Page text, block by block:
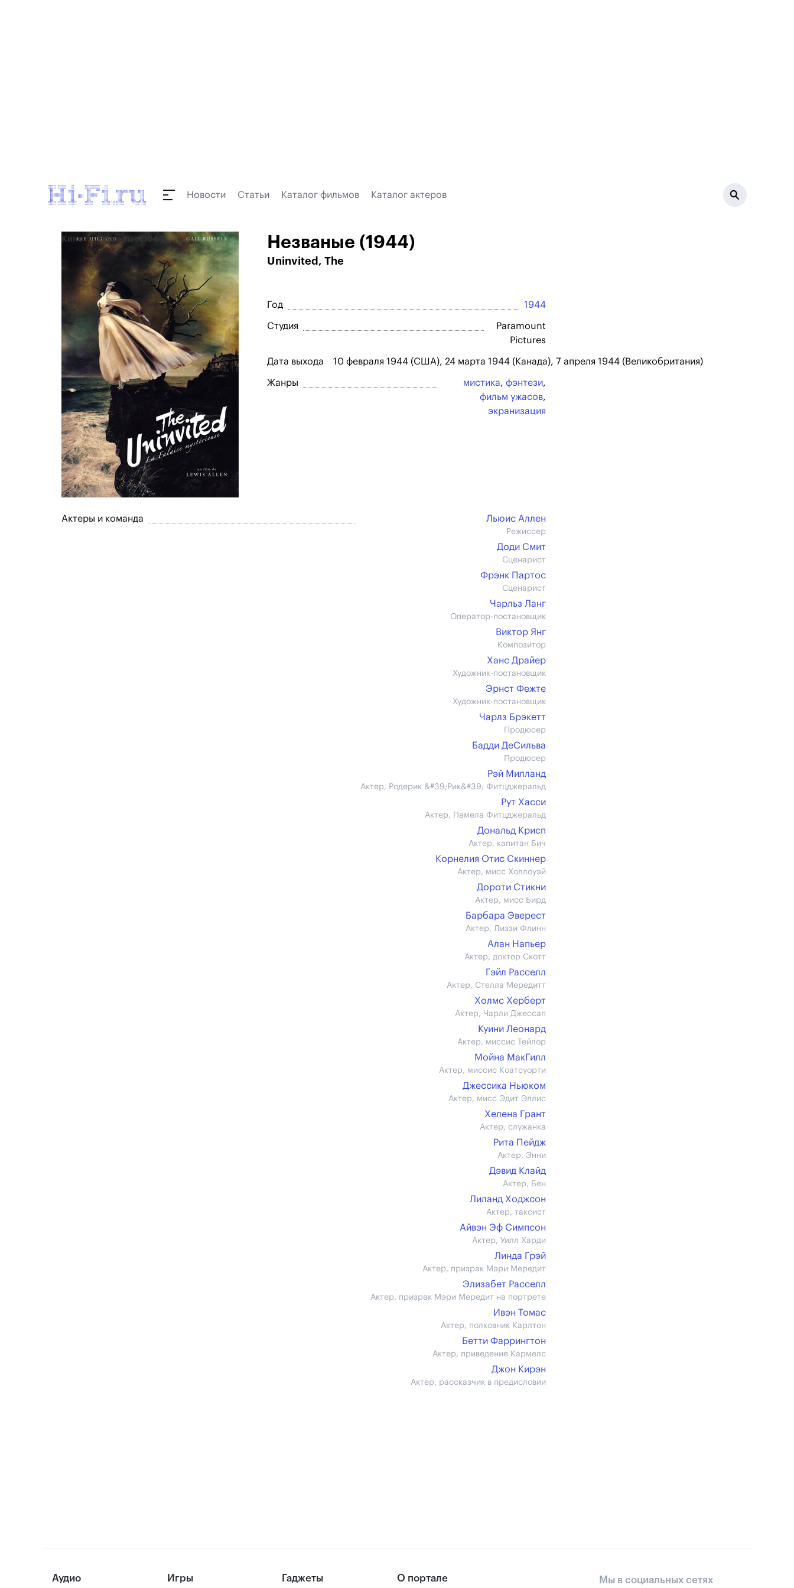
Новости Статьи Каталог фильмов Каталог актеров
Кино Незваные (1944) Незваные (1944)
Uninvited, The
Год 1944
Студия
Paramount
Pictures
Дата выхода 10 февраля 1944 (США), 24 марта 1944 (Канада), 7 апреля 1944 (Великобритания)
Жанры мистика, фэнтези,
фильм ужасов,
экранизация
Актеры и команда Льюис Аллен
Режиссер
Доди Смит
Сценарист
Фрэнк Партос
Сценарист
Чарльз Ланг
Оператор-постановщик
Виктор Янг
Композитор
Ханс Драйер
Художник-постановщик
Эрнст Фежте
Художник-постановщик
Чарлз Брэкетт
Продюсер
Бадди ДеСильва
Продюсер
Рэй Милланд
Актер, Родерик &#39;Рик&#39; Фитцджеральд
Рут Хасси
Актер, Памела Фитцджеральд
Дональд Крисп
Актер, капитан Бич
Корнелия Отис Скиннер
Актер, мисс Холлоуэй
Дороти Стикни
Актер, мисс Бирд
Барбара Эверест
Актер, Лиззи Флинн
Алан Напьер
Актер, доктор Скотт
Гэйл Расселл
Актер, Стелла Мередитт
Холмс Херберт
Актер, Чарли Джессап
Куини Леонард
Актер, миссис Тейлор
Мойна МакГилл
Актер, миссис Коатсуорти
Джессика Ньюком
Актер, мисс Эдит Эллис
Хелена Грант
Актер, служанка
Рита Пейдж
Актер, Энни
Дэвид Клайд
Актер, Бен
Лиланд Ходжсон
Актер, таксист
Айвэн Эф Симпсон
Актер, Уилл Харди
Линда Грэй
Актер, призрак Мэри Мередит
Элизабет Расселл
Актер, призрак Мэри Мередит на портрете
Ивэн Томас
Актер, полковник Карлтон
Бетти Фаррингтон
Актер, приведение Кармелс
Джон Кирэн
Актер, рассказчик в предисловии
Аудио Игры Гаджеты О портале Мы в социальных сетях